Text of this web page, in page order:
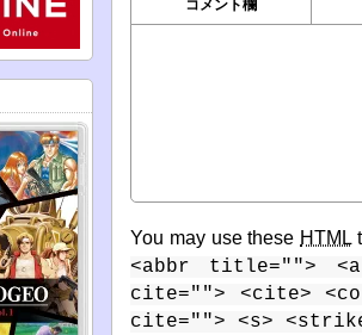
コメント欄
You may use these HTML
<abbr title="">
cite=""> <cite>
cite=""> <s>